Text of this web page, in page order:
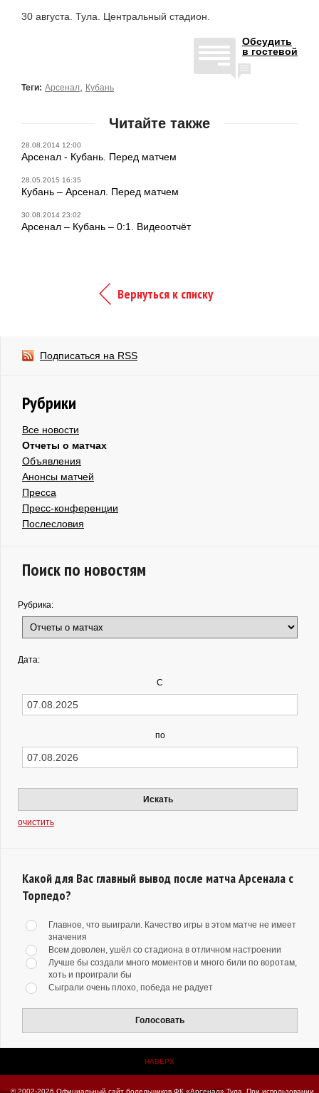
30 августа. Тула. Центральный стадион.
Обсудить
в гостевой
Теги: Арсенал Кубань
Читайте также
28.08.2014 12:00
Арсенал - Кубань. Перед матчем
28.05.2015 16:35
Кубань – Арсенал. Перед матчем
30.08.2014 23:02
Арсенал – Кубань – 0:1. Видеоотчёт
Вернуться к списку
Подписаться на RSS
Рубрики
Все новости
Отчеты о матчах
Объявления
Анонсы матчей
Пресса
Пресс-конференции
Послесловия
Поиск по новостям
Рубрика:
Дата:
С
по
Искать
очистить
Какой для Вас главный вывод после матча Арсенала с
Торпедо?
Главное, что выиграли. Качество игры в этом матче не имеет
значения
Всем доволен, ушёл со стадиона в отличном настроении
Лучше бы создали много моментов и много били по воротам,
хоть и проиграли бы
Сыграли очень плохо, победа не радует
Голосовать
НАВЕРХ
© 2002-2026 Официальный сайт болельщиков ФК «Арсенал» Тула. При использовании